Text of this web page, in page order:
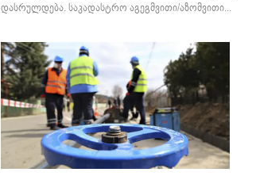
დასრულდება. საკადასტრო აგეგმვითი/აზომვითი...